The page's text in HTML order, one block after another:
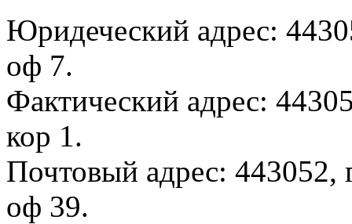
Юридеческий адрес:
оф 7.
Фактический адрес:
кор 1.
Почтовый адрес: 443052,
оф 39.